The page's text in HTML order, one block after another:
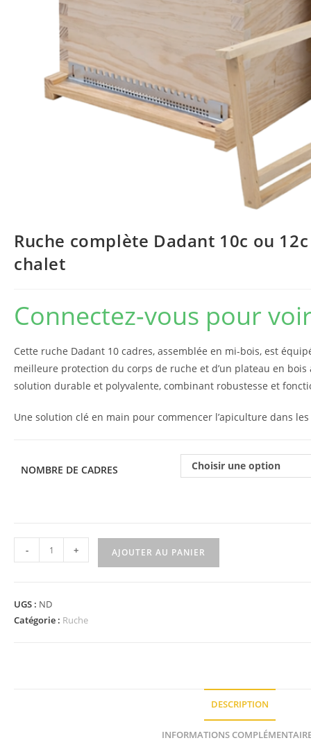
Ruche complète Dadant 10c ou
chalet
Connectez-vous pour
Cette ruche Dadant 10 cadres, assemblée en mi-bois, est
meilleure protection du corps de ruche et d’un plateau en
solution durable et polyvalente, combinant robustesse et
Une solution clé en main pour commencer l’apiculture dans
NOMBRE DE CADRES Choisir une option
- + AJOUTER AU PANIER
UGS : ND
Catégorie : Ruche
DESCRIPTION
INFORMATIONS